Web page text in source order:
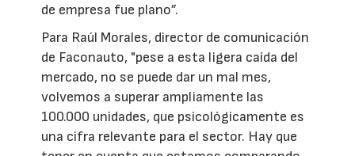
de empresa fue plano”.
Para Raúl Morales, director de comunicación
de Faconauto, "pese a esta ligera caída del
mercado, no se puede dar un mal mes,
volvemos a superar ampliamente las
100.000 unidades, que psicológicamente es
una cifra relevante para el sector. Hay que